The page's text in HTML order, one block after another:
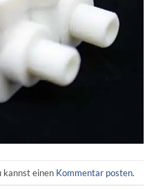
kannst einen Kommentar posten.